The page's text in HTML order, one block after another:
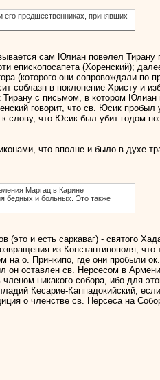
предшественниках, принявших
сам Юлиан повелел Тирану
епископосапета (Хоренский);
(которого они сопровождали по
соблазн в поклонение Христу и
с письмом, в котором Юлиан
говорит, что св. Юсик пробыл
слову, что Юсик был убит годом
что вполне и было в духе
Маргац в Карине
бедных и больных. Это также
(это и есть саркаваг) - святого
из Константинополя; что
на о. Принкипо, где они пробыли
он оставлен св. Нерсесом в
никакого собора, ибо для
Кесарие-Каппадокийский,
о членстве св. Нерсеса на